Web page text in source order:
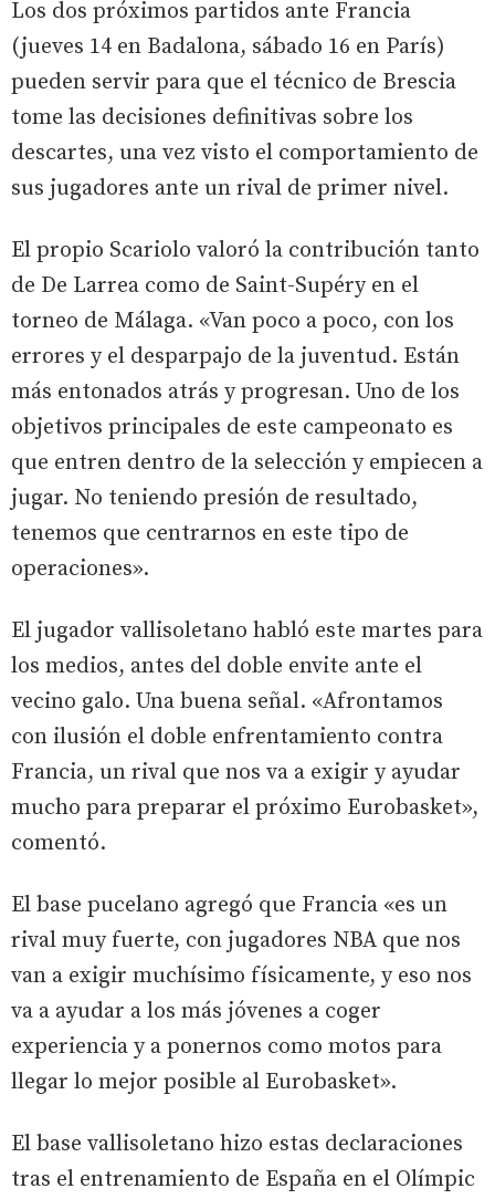
Los dos próximos partidos ante Francia
(jueves 14 en Badalona, sábado 16 en París)
pueden servir para que el técnico de Brescia
tome las decisiones definitivas sobre los
descartes, una vez visto el comportamiento de
sus jugadores ante un rival de primer nivel.
El propio Scariolo valoró la contribución tanto
de De Larrea como de Saint-Supéry en el
torneo de Málaga. «Van poco a poco, con los
errores y el desparpajo de la juventud. Están
más entonados atrás y progresan. Uno de los
objetivos principales de este campeonato es
que entren dentro de la selección y empiecen a
jugar. No teniendo presión de resultado,
tenemos que centrarnos en este tipo de
operaciones».
El jugador vallisoletano habló este martes para
los medios, antes del doble envite ante el
vecino galo. Una buena señal. «Afrontamos
con ilusión el doble enfrentamiento contra
Francia, un rival que nos va a exigir y ayudar
mucho para preparar el próximo Eurobasket»,
comentó.
El base pucelano agregó que Francia «es un
rival muy fuerte, con jugadores NBA que nos
van a exigir muchísimo físicamente, y eso nos
va a ayudar a los más jóvenes a coger
experiencia y a ponernos como motos para
llegar lo mejor posible al Eurobasket».
El base vallisoletano hizo estas declaraciones
tras el entrenamiento de España en el Olímpic